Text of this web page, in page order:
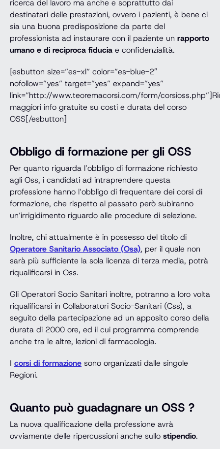
ricerca del lavoro ma anche e soprattutto dai
destinatari delle prestazioni, ovvero i pazienti, è bene ci
sia una buona predisposizione da parte del
professionista ad instaurare con il paziente un rapporto
umano e di reciproca fiducia e confidenzialità.
[esbutton size=”es-xl” color=”es-blue-2″
nofollow=”yes” target=”yes” expand=”yes”
link=”http://www.teoremacorsi.com/form/
maggiori info gratuite su costi e durata del corso
OSS[/esbutton]
Obbligo di formazione per gli OSS
Per quanto riguarda l’obbligo di formazione richiesto
agli Oss, i candidati ad intraprendere questa
professione hanno l’obbligo di frequentare dei corsi di
formazione, che rispetto al passato però subiranno
un’irrigidimento riguardo alle procedure di selezione.
Inoltre, chi attualmente è in possesso del titolo di
Operatore Sanitario Associato (Osa), per il quale non
sarà più sufficiente la sola licenza di terza media, potrà
riqualificarsi in Oss.
Gli Operatori Socio Sanitari inoltre, potranno a loro volta
riqualificarsi in Collaboratori Socio-Sanitari (Css), a
seguito della partecipazione ad un apposito corso della
durata di 2000 ore, ed il cui programma comprende
anche tra le altre, lezioni di farmacologia.
I corsi di formazione sono organizzati dalle singole
Regioni.
Quanto può guadagnare un OSS ?
La nuova qualificazione della professione avrà
ovviamente delle ripercussioni anche sullo stipendio.